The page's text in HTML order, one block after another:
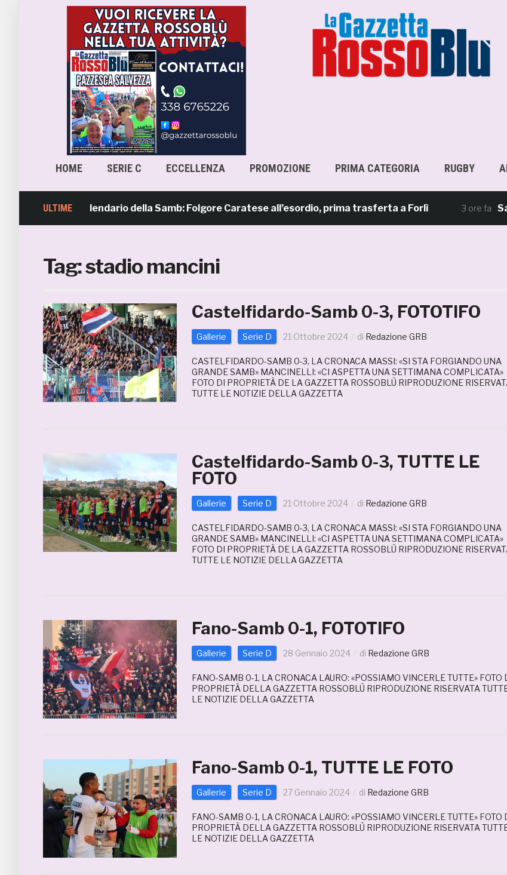
HOME SERIE C ECCELLENZA PROMOZIONE PRIMA CATEGORIA RUGBY
ULTIME
4, il calendario della Samb: Folgore Caratese all’esordio, prima trasferta a Forlì 3 ore fa Samb,
Tag:stadio mancini
Castelfidardo-Samb 0-3, FOTOTIFO
Gallerie Serie D 21 Ottobre 2024 di Redazione GRB
CASTELFIDARDO-SAMB 0-3, LA CRONACA MASSI: «SI STA FORGIANDO UNA
GRANDE SAMB» MANCINELLI: «CI ASPETTA UNA SETTIMANA COMPLICATA»
FOTO DI PROPRIETÀ DE LA GAZZETTA ROSSOBLÙ RIPRODUZIONE
TUTTE LE NOTIZIE DELLA GAZZETTA
Castelfidardo-Samb 0-3, TUTTE LE
FOTO
Gallerie Serie D 21 Ottobre 2024 di Redazione GRB
CASTELFIDARDO-SAMB 0-3, LA CRONACA MASSI: «SI STA FORGIANDO UNA
GRANDE SAMB» MANCINELLI: «CI ASPETTA UNA SETTIMANA COMPLICATA»
FOTO DI PROPRIETÀ DE LA GAZZETTA ROSSOBLÙ RIPRODUZIONE
TUTTE LE NOTIZIE DELLA GAZZETTA
Fano-Samb 0-1, FOTOTIFO
Gallerie Serie D 28 Gennaio 2024 di Redazione GRB
FANO-SAMB 0-1, LA CRONACA LAURO: «POSSIAMO VINCERLE TUTTE» FOTO
PROPRIETÀ DELLA GAZZETTA ROSSOBLÙ RIPRODUZIONE RISERVATA
LE NOTIZIE DELLA GAZZETTA
Fano-Samb 0-1, TUTTE LE FOTO
Gallerie Serie D 27 Gennaio 2024 di Redazione GRB
FANO-SAMB 0-1, LA CRONACA LAURO: «POSSIAMO VINCERLE TUTTE» FOTO
PROPRIETÀ DELLA GAZZETTA ROSSOBLÙ RIPRODUZIONE RISERVATA
LE NOTIZIE DELLA GAZZETTA